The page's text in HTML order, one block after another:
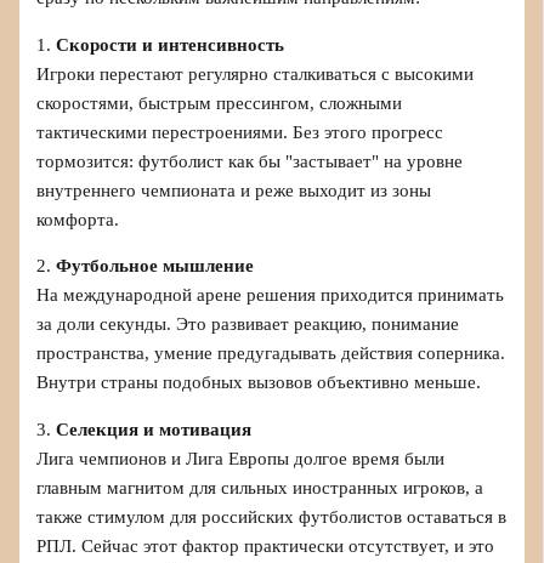
1.Скорости и интенсивность
Игроки перестают регулярно сталкиваться с высокими
скоростями, быстрым прессингом, сложными
тактическими перестроениями. Без этого прогресс
тормозится: футболист как бы "застывает" на уровне
внутреннего чемпионата и реже выходит из зоны
комфорта.
2.Футбольное мышление
На международной арене решения приходится принимать
за доли секунды. Это развивает реакцию, понимание
пространства, умение предугадывать действия соперника.
Внутри страны подобных вызовов объективно меньше.
3.Селекция и мотивация
Лига чемпионов и Лига Европы долгое время были
главным магнитом для сильных иностранных игроков, а
также стимулом для российских футболистов оставаться в
РПЛ. Сейчас этот фактор практически отсутствует, и это